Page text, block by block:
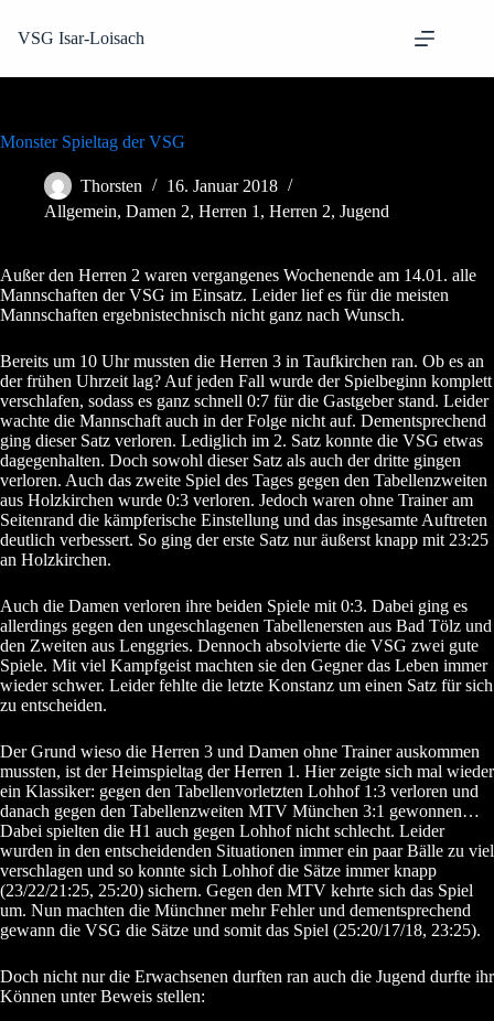
Inhalt
springen
VSG Isar-Loisach
Monster Spieltag der VSG
Thorsten
16. Januar 2018
Allgemein, Damen 2, Herren 1 , Herren 2, Jugend
Außer den Herren 2 waren vergangenes Wochenende am 14.01. alle
Mannschaften der VSG im Einsatz. Leider lief es für die meisten
Mannschaften ergebnistechnisch nicht ganz nach Wunsch.
Bereits um 10 Uhr mussten die Herren 3 in Taufkirchen ran. Ob es an
der frühen Uhrzeit lag? Auf jeden Fall wurde der Spielbeginn komplett
verschlafen, sodass es ganz schnell 0:7 für die Gastgeber stand. Leider
wachte die Mannschaft auch in der Folge nicht auf. Dementsprechend
ging dieser Satz verloren. Lediglich im 2. Satz konnte die VSG etwas
dagegenhalten. Doch sowohl dieser Satz als auch der dritte gingen
verloren. Auch das zweite Spiel des Tages gegen den Tabellenzweiten
aus Holzkirchen wurde 0:3 verloren. Jedoch waren ohne Trainer am
Seitenrand die kämpferische Einstellung und das insgesamte Auftreten
deutlich verbessert. So ging der erste Satz nur äußerst knapp mit 23:25
an Holzkirchen.
Auch die Damen verloren ihre beiden Spiele mit 0:3. Dabei ging es
allerdings gegen den ungeschlagenen Tabellenersten aus Bad Tölz und
den Zweiten aus Lenggries. Dennoch absolvierte die VSG zwei gute
Spiele. Mit viel Kampfgeist machten sie den Gegner das Leben immer
wieder schwer. Leider fehlte die letzte Konstanz um einen Satz für sich
zu entscheiden.
Der Grund wieso die Herren 3 und Damen ohne Trainer auskommen
mussten, ist der Heimspieltag der Herren 1. Hier zeigte sich mal wieder
ein Klassiker: gegen den Tabellenvorletzten Lohhof 1:3 verloren und
danach gegen den Tabellenzweiten MTV München 3:1 gewonnen…
Dabei spielten die H1 auch gegen Lohhof nicht schlecht. Leider
wurden in den entscheidenden Situationen immer ein paar Bälle zu viel
verschlagen und so konnte sich Lohhof die Sätze immer knapp
(23/22/21:25, 25:20) sichern. Gegen den MTV kehrte sich das Spiel
um. Nun machten die Münchner mehr Fehler und dementsprechend
gewann die VSG die Sätze und somit das Spiel (25:20/17/18, 23:25).
Doch nicht nur die Erwachsenen durften ran auch die Jugend durfte ihr
Können unter Beweis stellen: